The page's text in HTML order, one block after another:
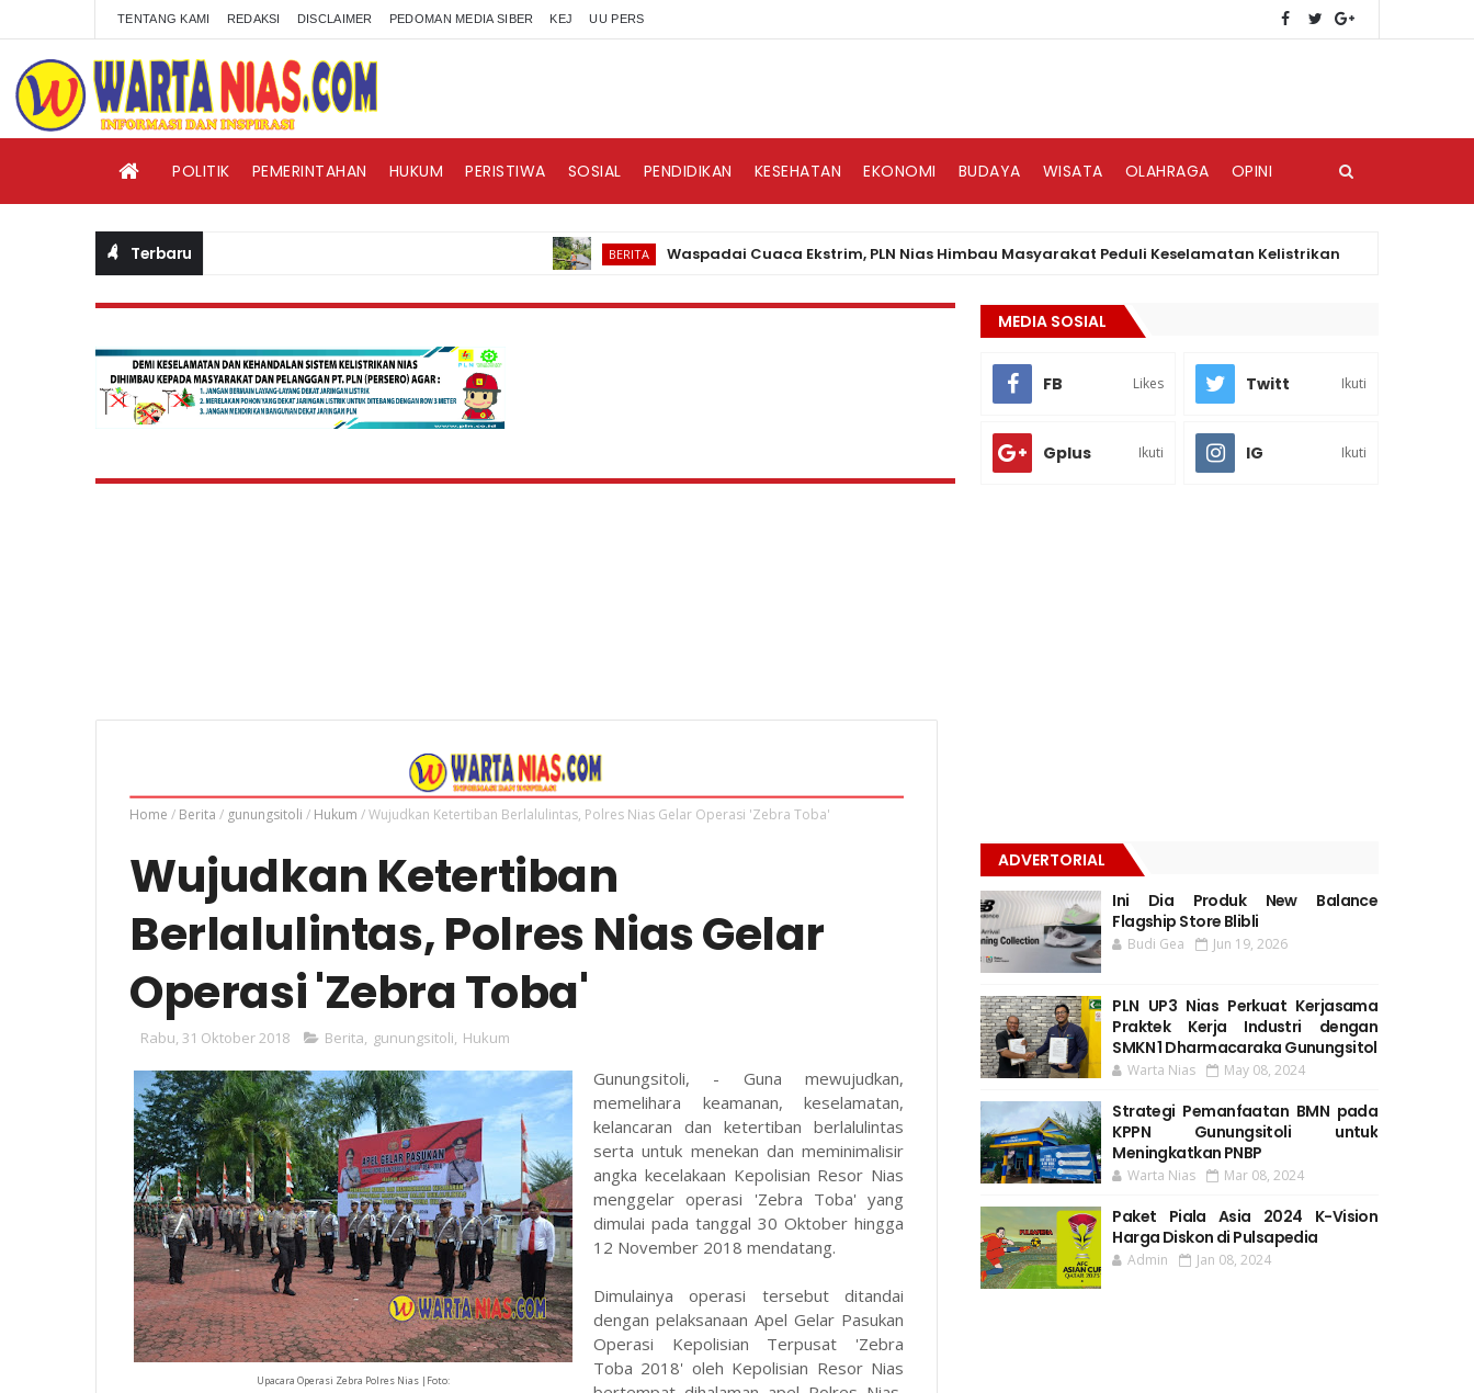
TENTANG KAMI REDAKSI DISCLAIMER PEDOMAN MEDIA SIBER KEJ UU PERS
POLITIK PEMERINTAHAN HUKUM PERISTIWA SOSIAL PENDIDIKAN KESEHATAN EKONOMI BUDAYA WISATA OLAHRAGA OPINI
Terbaru BERITA Waspadai Cuaca Ekstrim, PLN Nias Himbau Masyarakat Peduli Keselamatan Kelistrikan
Home / Berita / gunungsitoli / Hukum /Wujudkan Ketertiban Berlalulintas, Polres Nias Gelar Operasi 'Zebra Toba'
Wujudkan Ketertiban
Berlalulintas, Polres Nias Gelar
Operasi 'Zebra Toba'
Rabu, 31 Oktober 2018 Berita gunungsitoli Hukum
Upacara Operasi Zebra Polres Nias |Foto:
Gunungsitoli, - Guna mewujudkan,
memelihara keamanan, keselamatan,
kelancaran dan ketertiban berlalulintas
serta untuk menekan dan meminimalisir
angka kecelakaan Kepolisian Resor Nias
menggelar operasi 'Zebra Toba' yang
dimulai pada tanggal 30 Oktober hingga
12 November 2018 mendatang.
Dimulainya operasi tersebut ditandai
dengan pelaksanaan Apel Gelar Pasukan
Operasi Kepolisian Terpusat 'Zebra
Toba 2018' oleh Kepolisian Resor Nias
MEDIA SOSIAL
FB Likes Twitt Ikuti
Gplus Ikuti IG Ikuti
ADVERTORIAL
Ini Dia Produk New Balance
Flagship Store Blibli
Budi Gea Jun 19, 2026
PLN UP3 Nias Perkuat Kerjasama
Praktek Kerja Industri dengan
SMKN 1 Dharmacaraka Gunungsitol
Warta Nias May 08, 2024
Strategi Pemanfaatan BMN pada
KPPN Gunungsitoli untuk
Meningkatkan PNBP
Warta Nias Mar 08, 2024
Paket Piala Asia 2024 K-Vision
Harga Diskon di Pulsapedia
Admin Jan 08, 2024